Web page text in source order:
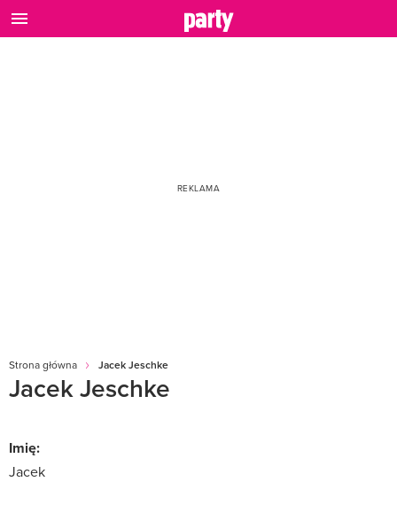
Strona główna Jacek Jeschke
Jacek Jeschke
Imię:
Jacek